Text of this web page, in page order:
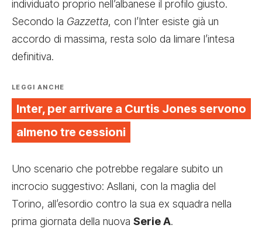
individuato proprio nell’albanese il profilo giusto.
Secondo la Gazzetta, con l’Inter esiste già un
accordo di massima, resta solo da limare l’intesa
definitiva.
LEGGI ANCHE
Inter, per arrivare a Curtis Jones servono
almeno tre cessioni
Uno scenario che potrebbe regalare subito un
incrocio suggestivo: Asllani, con la maglia del
Torino, all’esordio contro la sua ex squadra nella
prima giornata della nuova Serie A.